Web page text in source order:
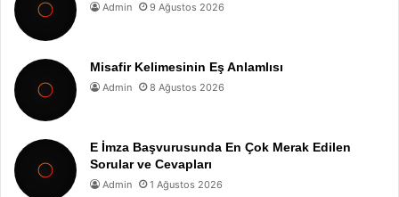
Admin 9 Ağustos 2026
Misafir Kelimesinin Eş Anlamlısı
Admin 8 Ağustos 2026
E İmza Başvurusunda En Çok Merak Edilen
Sorular ve Cevapları
Admin 1 Ağustos 2026